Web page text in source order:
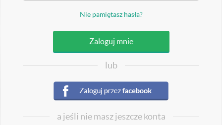
Nie pamiętasz hasła?
lub
a jeśli nie masz jeszcze konta